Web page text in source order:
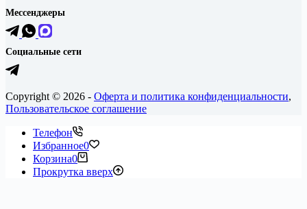
Мессенджеры
Социальные сети
Copyright © 2026 - Оферта и политика конфиденциальности,
Пользовательское соглашение
Телефон
Избранное0
Корзина0
Прокрутка вверх